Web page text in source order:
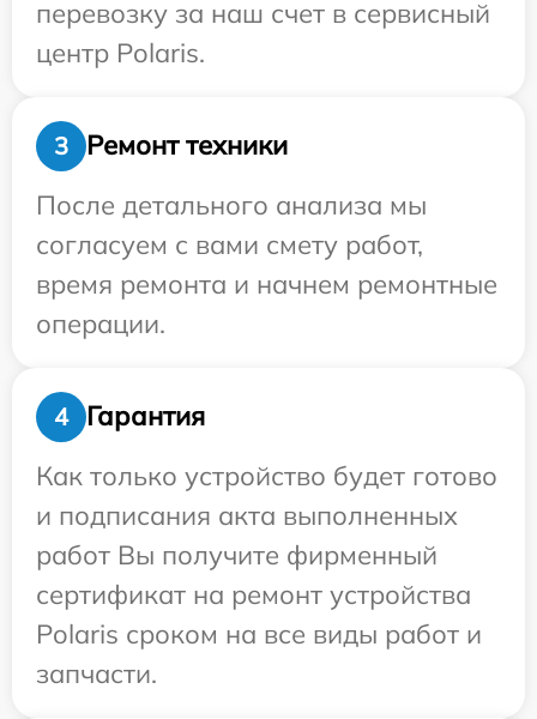
перевозку за наш счет в сервисный
центр Polaris.
3
Ремонт техники
После детального анализа мы
согласуем с вами смету работ,
время ремонта и начнем ремонтные
операции.
4
Гарантия
Как только устройство будет готово
и подписания акта выполненных
работ Вы получите фирменный
сертификат на ремонт устройства
Polaris сроком на все виды работ и
запчасти.